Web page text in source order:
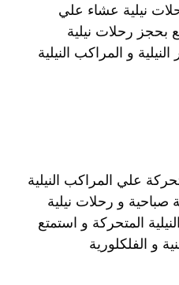
نيلية عشاء علي
بحجز رحلات نيلية
و المراكب النيلية
علي المراكب النيلية
صباحية و رحلات نيلية
المتحركة و استمتع
و الفلكلورية